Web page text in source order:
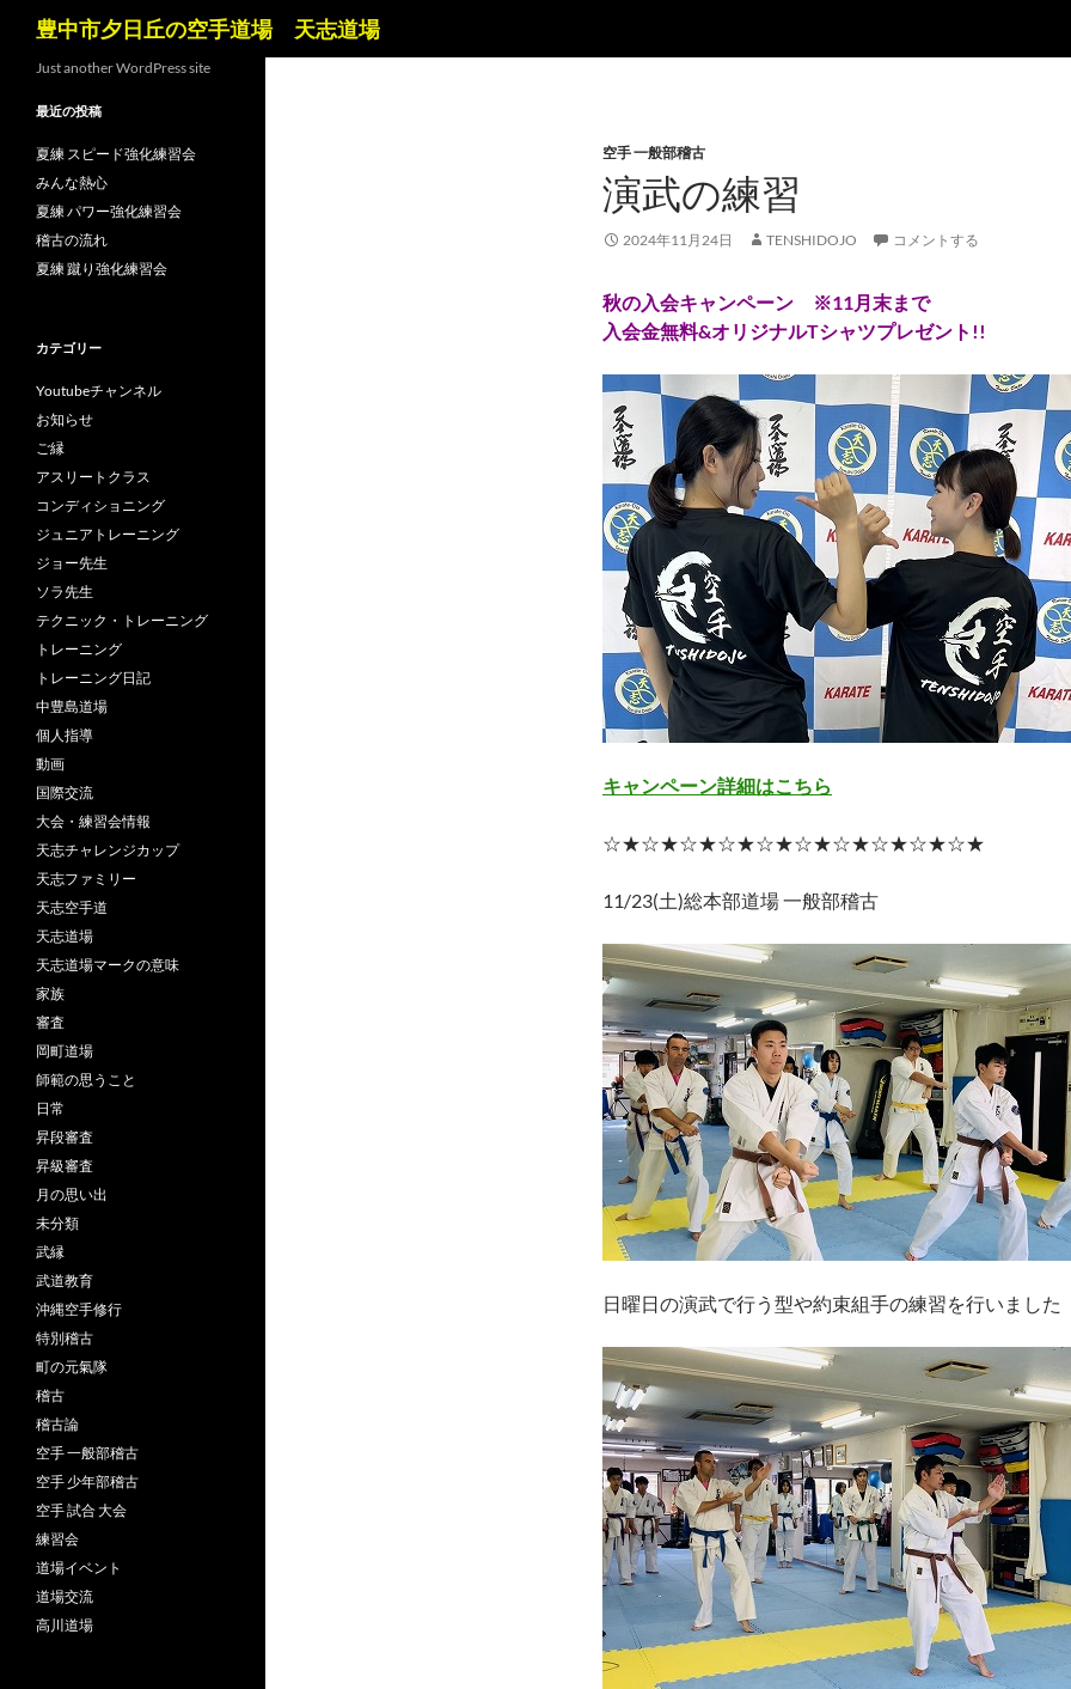
豊中市夕日丘の空手道場 天志道場
空手 一般部稽古
演武の練習
2024年11月24日 TENSHIDOJO コメントする
秋の入会キャンペーン ※11月末まで
入会金無料&オリジナルTシャツプレゼント!!
キャンペーン詳細はこちら
☆★☆★☆★☆★☆★☆★☆★☆★☆★☆★
11/23(土)総本部道場 一般部稽古
日曜日の演武で行う型や約束組手の練習を行いました
Just another WordPress site
最近の投稿
夏練 スピード強化練習会
みんな熱心
夏練 パワー強化練習会
稽古の流れ
夏練 蹴り強化練習会
カテゴリー
Youtubeチャンネル
お知らせ
ご縁
アスリートクラス
コンディショニング
ジュニアトレーニング
ジョー先生
ソラ先生
テクニック・トレーニング
トレーニング
トレーニング日記
中豊島道場
個人指導
動画
国際交流
大会・練習会情報
天志チャレンジカップ
天志ファミリー
天志空手道
天志道場
天志道場マークの意味
家族
審査
岡町道場
師範の思うこと
日常
昇段審査
昇級審査
月の思い出
未分類
武縁
武道教育
沖縄空手修行
特別稽古
町の元氣隊
稽古
稽古論
空手 一般部稽古
空手 少年部稽古
空手 試合 大会
練習会
道場イベント
道場交流
高川道場